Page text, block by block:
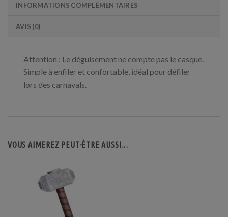
INFORMATIONS COMPLÉMENTAIRES
AVIS (0)
Attention : Le déguisement ne compte pas le casque.
Simple à enfiler et confortable, idéal pour défiler
lors des carnavals.
VOUS AIMEREZ PEUT-ÊTRE AUSSI…